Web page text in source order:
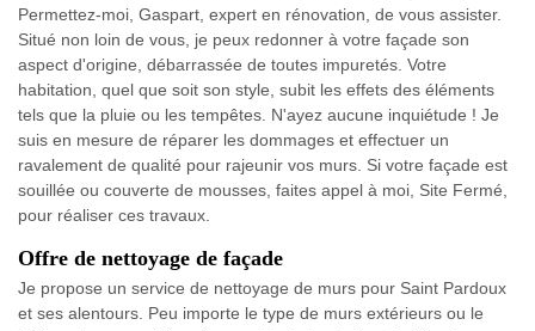
Permettez-moi, Gaspart, expert en rénovation, de vous assister.
Situé non loin de vous, je peux redonner à votre façade son
aspect d'origine, débarrassée de toutes impuretés. Votre
habitation, quel que soit son style, subit les effets des éléments
tels que la pluie ou les tempêtes. N'ayez aucune inquiétude ! Je
suis en mesure de réparer les dommages et effectuer un
ravalement de qualité pour rajeunir vos murs. Si votre façade est
souillée ou couverte de mousses, faites appel à moi, Site Fermé,
pour réaliser ces travaux.
Offre de nettoyage de façade
Je propose un service de nettoyage de murs pour Saint Pardoux
et ses alentours. Peu importe le type de murs extérieurs ou le